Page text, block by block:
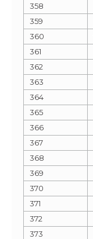
358
359
360
361
362
363
364
365
366
367
368
369
370
371
372
373